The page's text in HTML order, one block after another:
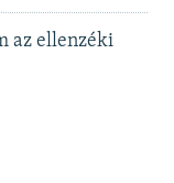
az ellenzéki